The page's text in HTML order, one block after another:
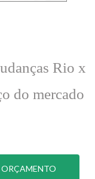
Rio x
do mercado
ORÇAMENTO